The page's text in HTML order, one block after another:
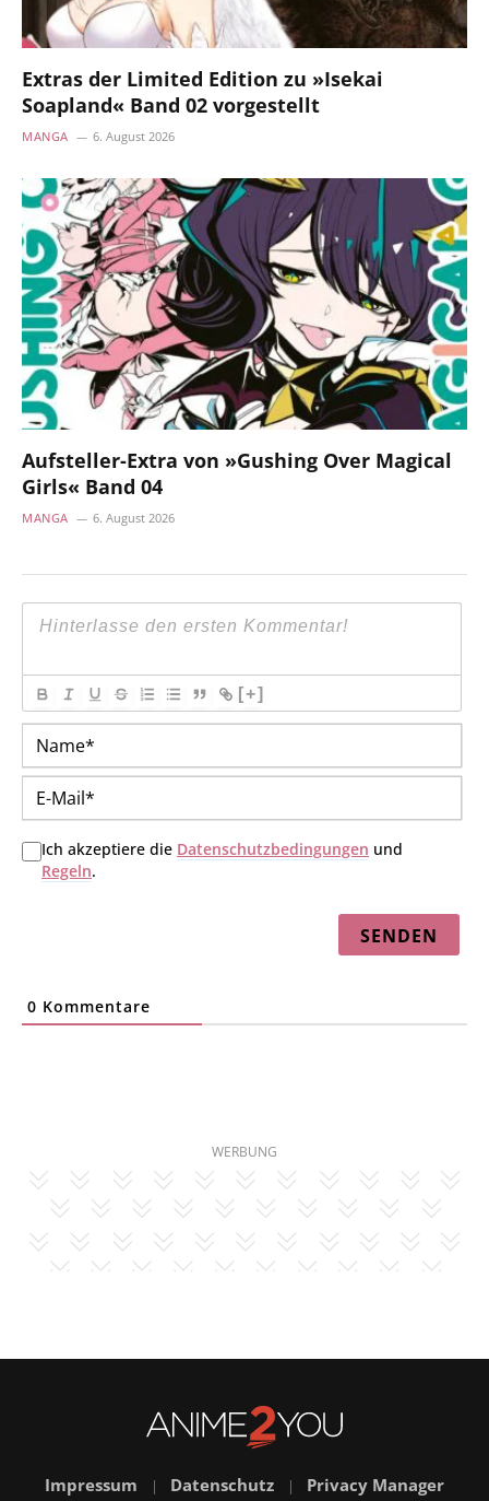
Extras der Limited Edition zu »Isekai
Soapland« Band 02 vorgestellt
MANGA 6. August 2026
Aufsteller-Extra von »Gushing Over Magical
Girls« Band 04
MANGA 6. August 2026
[+]
Ich akzeptiere die Datenschutzbedingungen und
Regeln.
0 Kommentare
WERBUNG
Impressum | Datenschutz |
Privacy Manager